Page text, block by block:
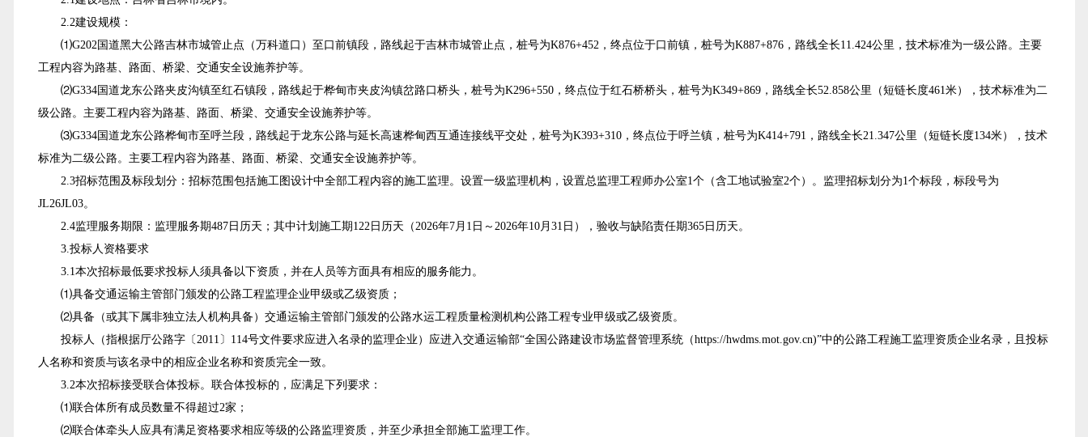
2.2建设规模：
⑴G202国道黑大公路吉林市城管止点（万科道口）至口前镇段， 路线起于吉林市城管止点，桩号为K876+452，终点位于口前镇，桩号为K887+876，路线全长11.424公里，技术标准为一级公路。 主要
工程内容为路基、路面、桥梁、交通安全设施养护等。
⑵G334国道龙东公路夹皮沟镇至红石镇段， 路线起于桦甸市夹皮沟镇岔路口桥头，桩号为K296+550， 终点位于红石桥桥头，桩号为K349+869，路线全长52.858公里（短链长度461米），技术标准为二
级公路。 主要工程内容为路基、路面、桥梁、交通安全设施养护等。
⑶G334国道龙东公路桦甸市至呼兰段， 路线起于龙东公路与延长高速桦甸西互通连接线平交处 ，桩号为K393+310， 终点位于呼兰镇， 桩号为K414+791 ，路线全长21.347公里 （短链长度134米）， 技术
标准为二级公路。 主要工程内容为路基、路面、桥梁、交通安全设施养护等。
2.3招标范围及标段划分：招标范围包括施工图设计中全部工程内容的施工监理。设置一级监理机构，设置总监理工程师办公室1个（含工地试验室2个）。监理招标划分为1个标段，标段号为
JL26JL03。
2.4监理服务期限：监理服务期487日历天；其中计划施工期 122日历天（2026年7月 1 日～2026年10月31日），验收与缺陷责任期365日历天。
3.投标人资格要求
3.1本次招标最低要求投标人须具备以下资质，并在人员等方面具有相应的服务能力。
⑴具备交通运输主管部门颁发的公路工程监理企业甲级或乙级资质；
⑵具备（或其下属非独立法人机构具备）交通运输主管部门颁发的公路水运工程质量检测机构公路工程专业甲级或乙级资质。
投标人（指根据厅公路字〔2011〕114号文件要求应进入名录的监理企业）应进入交通运输部“全国公路建设市场监督管理系统（https://hwdms.mot.gov.cn)”中的公路工程施工监理资质企业名录，且投标
人名称和资质与该名录中的相应企业名称和资质完全一致。
3.2本次招标接受联合体投标。联合体投标的，应满足下列要求：
⑴联合体所有成员数量不得超过2家；
⑵联合体牵头人应具有满足资格要求相应等级的公路监理资质，并至少承担全部施工监理工作。